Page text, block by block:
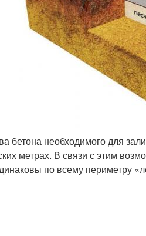
бетона необходимого для
метрах. В связи с этим
по всему периметру